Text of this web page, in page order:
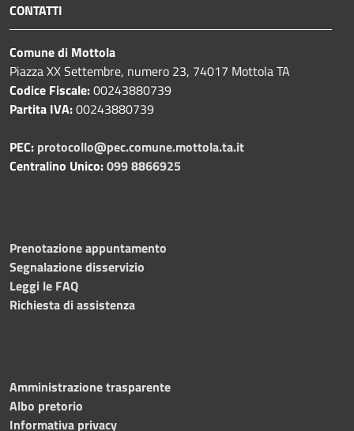
CONTATTI
Comune di Mottola
Piazza XX Settembre, numero 23, 74017 Mottola TA
Codice Fiscale:00243880739
Partita IVA:00243880739
PEC: protocollo@pec.comune.mottola.ta.it
Centralino Unico:099 8866925
Prenotazione appuntamento
Segnalazione disservizio
Leggi le FAQ
Richiesta di assistenza
Amministrazione trasparente
Albo pretorio
Informativa privacy